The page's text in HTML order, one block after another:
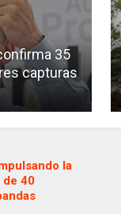
35
capturas
la
40